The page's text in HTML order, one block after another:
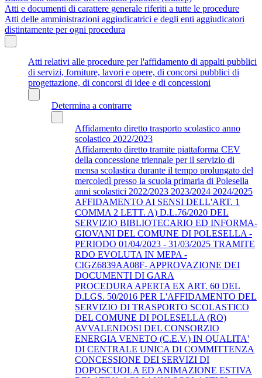
Atti e documenti di carattere generale riferiti a tutte le procedure
Atti delle amministrazioni aggiudicatrici e degli enti aggiudicatori
distintamente per ogni procedura
Atti relativi alle procedure per l'affidamento di appalti pubblici
di servizi, forniture, lavori e opere, di concorsi pubblici di
progettazione, di concorsi di idee e di concessioni
Determina a contrarre
Affidamento diretto trasporto scolastico anno
scolastico 2022/2023
Affidamento diretto tramite piattaforma CEV
della concessione triennale per il servizio di
mensa scolastica durante il tempo prolungato del
mercoledì presso la scuola primaria di Polesella
anni scolastici 2022/2023 2023/2024 2024/2025
AFFIDAMENTO AI SENSI DELL'ART. 1
COMMA 2 LETT. A) D.L.76/2020 DEL
SERVIZIO BIBLIOTECARIO ED INFORMA-
GIOVANI DEL COMUNE DI POLESELLA -
PERIODO 01/04/2023 - 31/03/2025 TRAMITE
RDO EVOLUTA IN MEPA -
CIGZ6839AA08F- APPROVAZIONE DEI
DOCUMENTI DI GARA
PROCEDURA APERTA EX ART. 60 DEL
D.LGS. 50/2016 PER L'AFFIDAMENTO DEL
SERVIZIO DI TRASPORTO SCOLASTICO
DEL COMUNE DI POLESELLA (RO)
AVVALENDOSI DEL CONSORZIO
ENERGIA VENETO (C.E.V.) IN QUALITA'
DI CENTRALE UNICA DI COMMITTENZA
CONCESSIONE DEI SERVIZI DI
DOPOSCUOLA ED ANIMAZIONE ESTIVA